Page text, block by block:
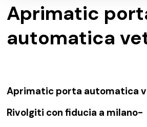
Aprimatic
automatica
Aprimatic porta automatica
Rivolgiti con fiducia a milano-